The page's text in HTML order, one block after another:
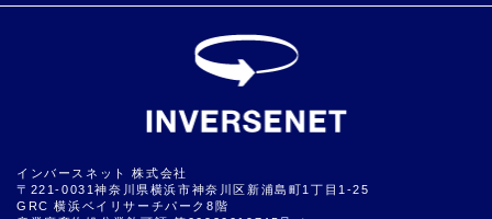
インバースネット 株式会社
〒221-0031神奈川県横浜市神奈川区新浦島町1丁目1-25
GRC 横浜ベイリサーチパーク8階